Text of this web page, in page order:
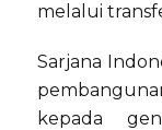
melalui
Sarjana
kepada